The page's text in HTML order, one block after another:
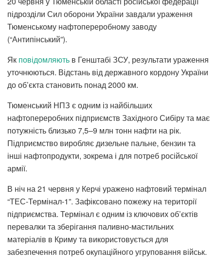
підрозділи Сил оборони України завдали ураження
Тюменському нафтопереробному заводу
(“Антипінський”).
Як повідомляють в Генштабі ЗСУ, результати ураження
уточнюються. Відстань від державного кордону України
до об’єкта становить понад 2000 км.
Тюменський НПЗ є одним із найбільших
нафтопереробних підприємств Західного Сибіру та має
потужність близько 7,5–9 млн тонн нафти на рік.
Підприємство виробляє дизельне пальне, бензин та
інші нафтопродукти, зокрема і для потреб російської
армії.
В ніч на 21 червня у Керчі уражено нафтовий термінал
“ТЕС-Термінал-1”. Зафіксовано пожежу на території
підприємства. Термінал є одним із ключових об’єктів
перевалки та зберігання паливно-мастильних
матеріалів в Криму та використовується для
забезпечення потреб окупаційного угруповання військ.